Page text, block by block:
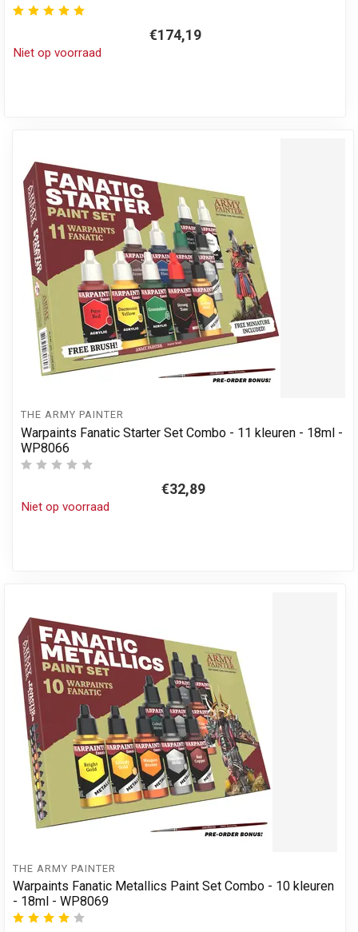
€174,19
Niet op voorraad
THE ARMY PAINTER
Warpaints Fanatic Starter Set Combo - 11 kleuren - 18ml -
WP8066
€32,89
Niet op voorraad
THE ARMY PAINTER
Warpaints Fanatic Metallics Paint Set Combo - 10 kleuren
- 18ml - WP8069